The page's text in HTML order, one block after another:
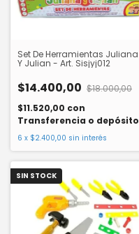
Set De Herramientas Juliana
Y Julian - Art. Sisjyj012
$14.400,00 $18.000,00
$11.520,00 con
Transferencia o depósito
6 x $2.400,00 sin interés
SIN STOCK